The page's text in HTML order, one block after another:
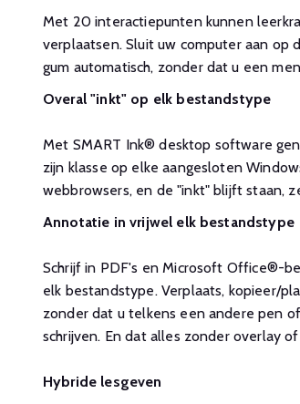
Met 20 interactiepunten kunnen
verplaatsen. Sluit uw computer aan op
gum automatisch, zonder dat u een
Overal "inkt" op elk bestandstype
Met SMART Ink® desktop software
zijn klasse op elke aangesloten
webbrowsers, en de "inkt" blijft staan,
Annotatie in vrijwel elk bestandstype
Schrijf in PDF's en Microsoft Office®-
elk bestandstype. Verplaats, kopieer/
zonder dat u telkens een andere pen
schrijven. En dat alles zonder overlay
Hybride lesgeven